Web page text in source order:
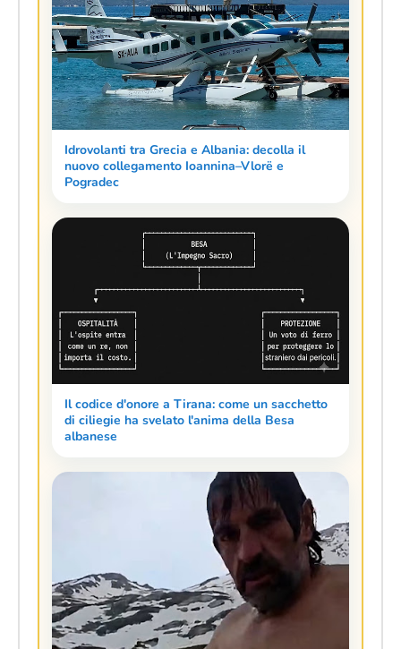
Idrovolanti tra Grecia e Albania: decolla il
nuovo collegamento Ioannina–Vlorë e
Pogradec
Il codice d'onore a Tirana: come un sacchetto
di ciliegie ha svelato l'anima della Besa
albanese